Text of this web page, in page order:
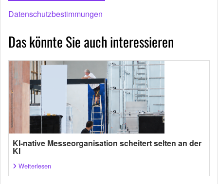
Datenschutzbestimmungen
Das könnte Sie auch interessieren
KI-native Messeorganisation scheitert selten an der
KI
Weiterlesen